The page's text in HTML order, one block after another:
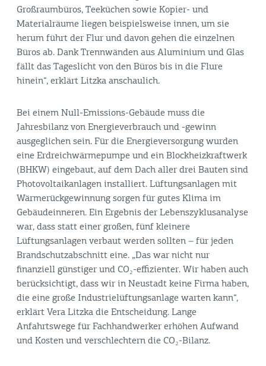
Großraumbüros, Teeküchen sowie Kopier- und
Materialräume liegen beispielsweise innen, um sie
herum führt der Flur und davon gehen die einzelnen
Büros ab. Dank Trennwänden aus Aluminium und Glas
fällt das Tageslicht von den Büros bis in die Flure
hinein“, erklärt Litzka anschaulich.
Bei einem Null-Emissions-Gebäude muss die
Jahresbilanz von Energieverbrauch und -gewinn
ausgeglichen sein. Für die Energieversorgung wurden
eine Erdreichwärmepumpe und ein Blockheizkraftwerk
(BHKW) eingebaut, auf dem Dach aller drei Bauten sind
Photovoltaikanlagen installiert. Lüftungsanlagen mit
Wärmerückgewinnung sorgen für gutes Klima im
Gebäudeinneren. Ein Ergebnis der Lebenszyklusanalyse
war, dass statt einer großen, fünf kleinere
Lüftungsanlagen verbaut werden sollten – für jeden
Brandschutzabschnitt eine. „Das war nicht nur
finanziell günstiger und CO₂-effizienter. Wir haben auch
berücksichtigt, dass wir in Neustadt keine Firma haben,
die eine große Industrielüftungsanlage warten kann“,
erklärt Vera Litzka die Entscheidung. Lange
Anfahrtswege für Fachhandwerker erhöhen Aufwand
und Kosten und verschlechtern die CO₂-Bilanz.